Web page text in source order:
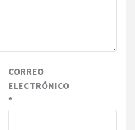
CORREO
ELECTRÓNICO
*